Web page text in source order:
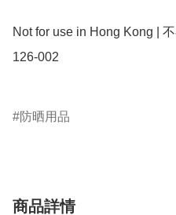
Not for use in Hong Kong |
126-002
防晒用品
商品詳情